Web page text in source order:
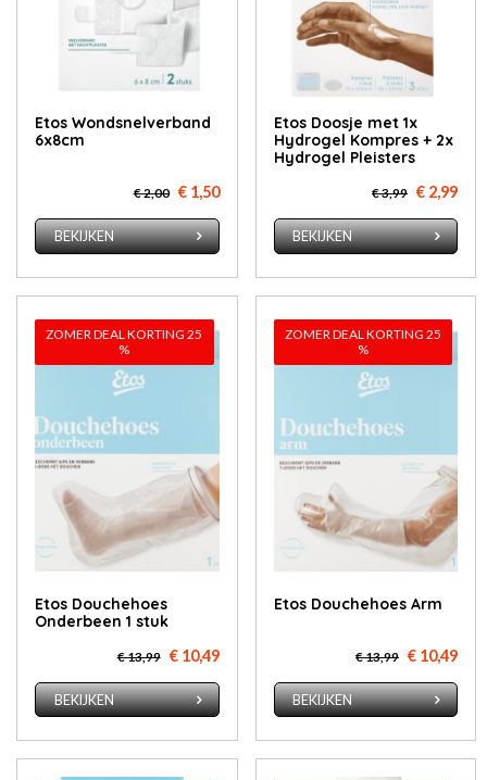
Etos Wondsnelverband
6x8cm
€ 2,00 € 1,50
BEKIJKEN
Etos Doosje met 1x
Hydrogel Kompres + 2x
Hydrogel Pleisters
€ 3,99 € 2,99
BEKIJKEN
ZOMER DEAL KORTING 25
%
Etos Douchehoes
Onderbeen 1 stuk
€ 13,99 € 10,49
BEKIJKEN
ZOMER DEAL KORTING 25
%
Etos Douchehoes Arm
€ 13,99 € 10,49
BEKIJKEN